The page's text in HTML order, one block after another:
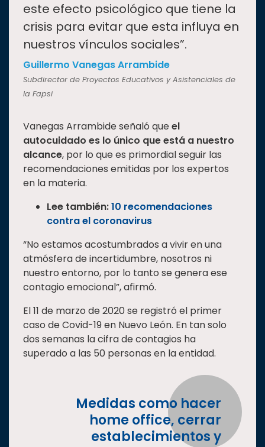
este efecto psicológico que tiene la
crisis para evitar que esta influya en
nuestros vínculos sociales”.
Guillermo Vanegas Arrambide
Subdirector de Proyectos Educativos y Asistenciales de
la Fapsi
Vanegas Arrambide señaló queel
autocuidado es lo único que está a nuestro
alcance, por lo que es primordial seguir las
recomendaciones emitidas por los expertos
en la materia.
Lee también:10 recomendaciones
contra el coronavirus
“No estamos acostumbrados a vivir en una
atmósfera de incertidumbre, nosotros ni
nuestro entorno, por lo tanto se genera ese
contagio emocional”, afirmó.
El 11 de marzo de 2020 se registró el primer
caso de Covid-19 en Nuevo León. En tan solo
dos semanas la cifra de contagios ha
superado a las 50 personas en la entidad.
Medidas como hacer
home office, cerrar
establecimientos y